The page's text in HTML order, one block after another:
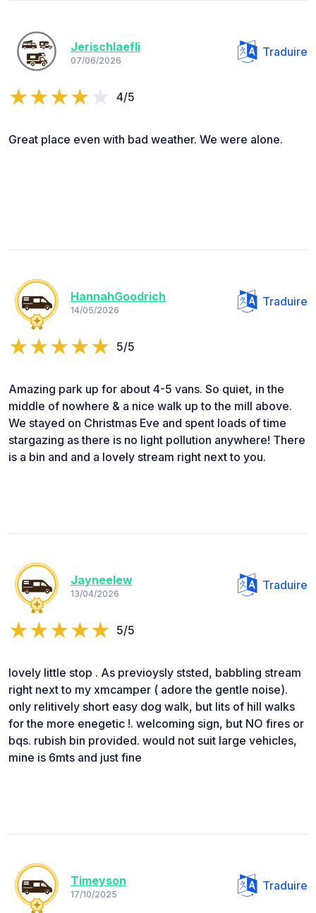
Jerischlaefli
07/06/2026
Traduire
4/5
Great place even with bad weather. We were alone.
HannahGoodrich
14/05/2026
Traduire
5/5
Amazing park up for about 4-5 vans. So quiet, in the
middle of nowhere & a nice walk up to the mill above.
We stayed on Christmas Eve and spent loads of time
stargazing as there is no light pollution anywhere! There
is a bin and and a lovely stream right next to you.
Jayneelew
13/04/2026
Traduire
5/5
lovely little stop . As previoysly ststed, babbling stream
right next to my xmcamper ( adore the gentle noise).
only relitively short easy dog walk, but lits of hill walks
for the more enegetic !. welcoming sign, but NO fires or
bqs. rubish bin provided. would not suit large vehicles,
mine is 6mts and just fine
Timeyson
17/10/2025
Traduire